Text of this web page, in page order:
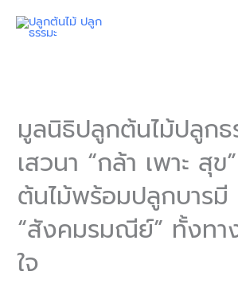
มูลนิธิปลูกต้นไม้ปลูกธ
เสวนา “กล้า เพาะ สุ
ต้นไม้พร้อมปลูกบารมี
“สังคมรมณีย์” ทั้งทา
ใจ